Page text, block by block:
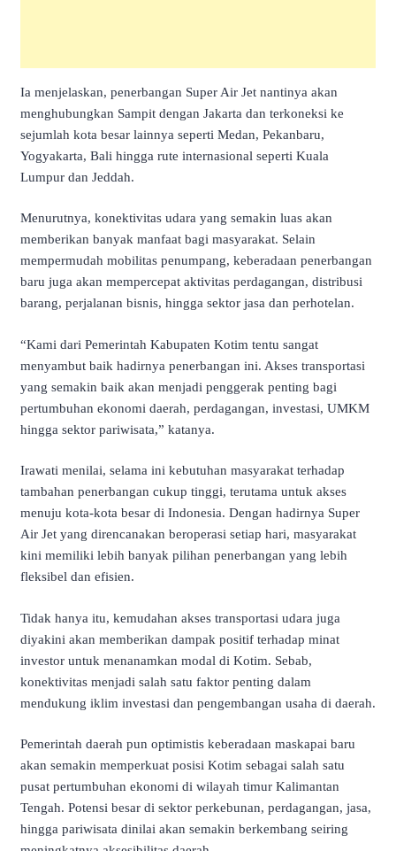
Ia menjelaskan, penerbangan Super Air Jet nantinya akan
menghubungkan Sampit dengan Jakarta dan terkoneksi ke
sejumlah kota besar lainnya seperti Medan, Pekanbaru,
Yogyakarta, Bali hingga rute internasional seperti Kuala
Lumpur dan Jeddah.
Menurutnya, konektivitas udara yang semakin luas akan
memberikan banyak manfaat bagi masyarakat. Selain
mempermudah mobilitas penumpang, keberadaan penerbangan
baru juga akan mempercepat aktivitas perdagangan, distribusi
barang, perjalanan bisnis, hingga sektor jasa dan perhotelan.
“Kami dari Pemerintah Kabupaten Kotim tentu sangat
menyambut baik hadirnya penerbangan ini. Akses transportasi
yang semakin baik akan menjadi penggerak penting bagi
pertumbuhan ekonomi daerah, perdagangan, investasi, UMKM
hingga sektor pariwisata,” katanya.
Irawati menilai, selama ini kebutuhan masyarakat terhadap
tambahan penerbangan cukup tinggi, terutama untuk akses
menuju kota-kota besar di Indonesia. Dengan hadirnya Super
Air Jet yang direncanakan beroperasi setiap hari, masyarakat
kini memiliki lebih banyak pilihan penerbangan yang lebih
fleksibel dan efisien.
Tidak hanya itu, kemudahan akses transportasi udara juga
diyakini akan memberikan dampak positif terhadap minat
investor untuk menanamkan modal di Kotim. Sebab,
konektivitas menjadi salah satu faktor penting dalam
mendukung iklim investasi dan pengembangan usaha di daerah.
Pemerintah daerah pun optimistis keberadaan maskapai baru
akan semakin memperkuat posisi Kotim sebagai salah satu
pusat pertumbuhan ekonomi di wilayah timur Kalimantan
Tengah. Potensi besar di sektor perkebunan, perdagangan, jasa,
hingga pariwisata dinilai akan semakin berkembang seiring